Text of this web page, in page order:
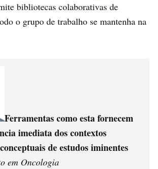
bibliotecas colaborativas de
o grupo de trabalho se mantenha na
Ferramentas como esta fornecem
imediata dos contextos
de estudos iminentes
em Oncologia